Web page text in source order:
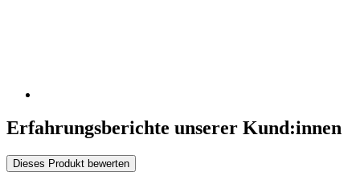
Erfahrungsberichte unserer Kund:innen
Dieses Produkt bewerten